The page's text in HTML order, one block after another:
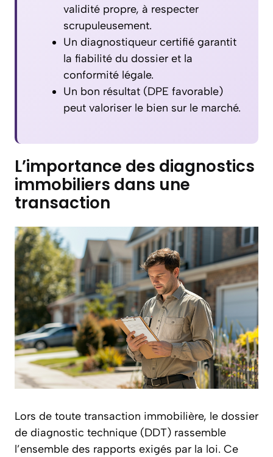
validité propre, à respecter
scrupuleusement.
Un diagnostiqueur certifié garantit
la fiabilité du dossier et la
conformité légale.
Un bon résultat (DPE favorable)
peut valoriser le bien sur le marché.
L’importance des diagnostics
immobiliers dans une
transaction
Lors de toute transaction immobilière, le dossier
de diagnostic technique (DDT) rassemble
l’ensemble des rapports exigés par la loi. Ce